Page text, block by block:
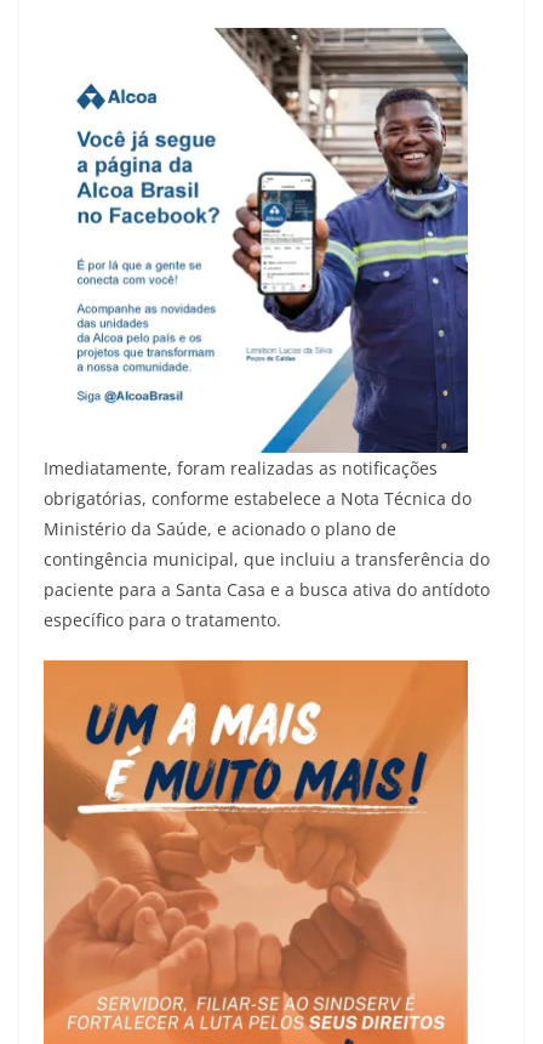
Imediatamente, foram realizadas as notificações
obrigatórias, conforme estabelece a Nota Técnica do
Ministério da Saúde, e acionado o plano de
contingência municipal, que incluiu a transferência do
paciente para a Santa Casa e a busca ativa do antídoto
específico para o tratamento.